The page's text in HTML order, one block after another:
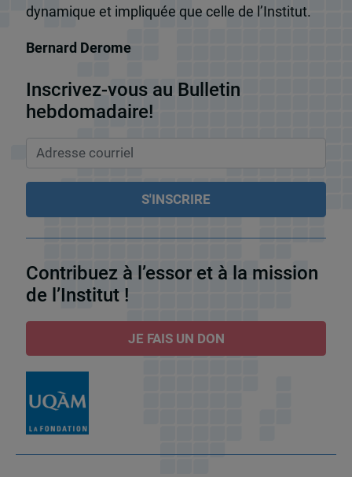
dynamique et impliquée que celle de l’Institut.
Bernard Derome
Inscrivez-vous au Bulletin
hebdomadaire!
Contribuez à l’essor et à la mission
de l’Institut !
JE FAIS UN DON